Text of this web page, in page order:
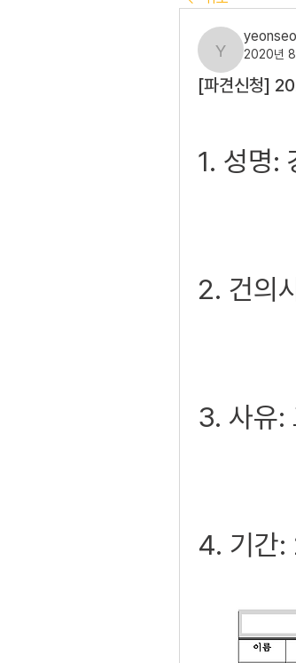
2020년
[파견신청]
1. 성명:
2. 건의
3. 사유:
4. 기간